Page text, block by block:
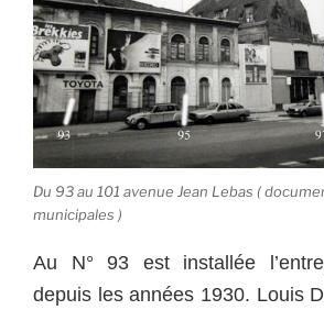
Du 93 au 101 avenue Jean Lebas (
municipales )
Au N° 93 est installée
depuis les années 1930. Louis